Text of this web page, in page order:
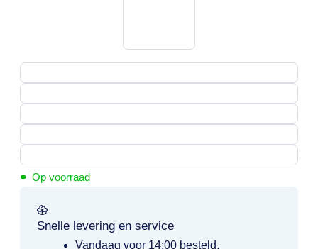
• Op voorraad
Snelle levering en service
Vandaag voor 14:00 besteld,